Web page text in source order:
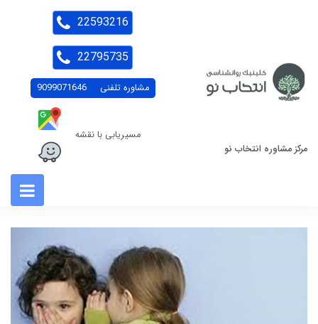
مرکز مشاوره انتخاب نو
مشاوره تلفنی 9099071646
مسیریابی با نقشه
22593216
22795735